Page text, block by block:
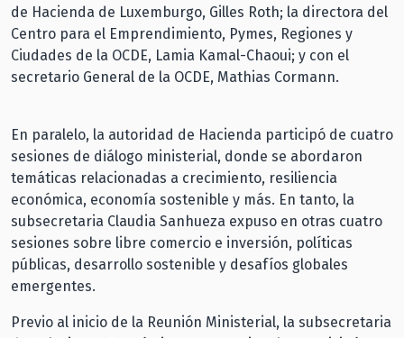
de Hacienda de Luxemburgo, Gilles Roth; la directora del
Centro para el Emprendimiento, Pymes, Regiones y
Ciudades de la OCDE, Lamia Kamal-Chaoui; y con el
secretario General de la OCDE, Mathias Cormann.
En paralelo, la autoridad de Hacienda participó de cuatro
sesiones de diálogo ministerial, donde se abordaron
temáticas relacionadas a crecimiento, resiliencia
económica, economía sostenible y más. En tanto, la
subsecretaria Claudia Sanhueza expuso en otras cuatro
sesiones sobre libre comercio e inversión, políticas
públicas, desarrollo sostenible y desafíos globales
emergentes.
Previo al inicio de la Reunión Ministerial, la subsecretaria